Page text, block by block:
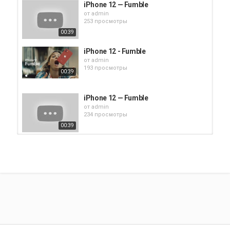
00:39
iPhone 12 — Fumble
от admin
253 просмотры
00:39
iPhone 12 - Fumble
от admin
193 просмотры
00:39
iPhone 12 — Fumble
от admin
234 просмотры